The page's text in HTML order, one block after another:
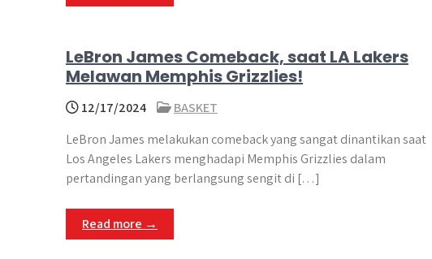
LeBron James Comeback, saat LA Lakers
Melawan Memphis Grizzlies!
12/17/2024
BASKET
LeBron James melakukan comeback yang sangat dinantikan saat
Los Angeles Lakers menghadapi Memphis Grizzlies dalam
pertandingan yang berlangsung sengit di […]
Read more →